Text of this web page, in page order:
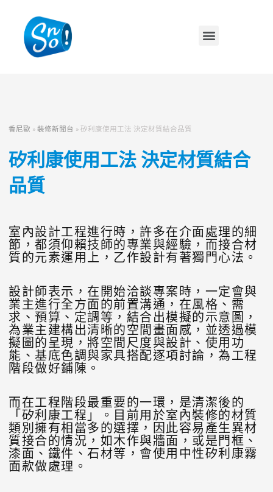
香尼歐 »裝修新聞台 »矽利康使用工法 決定材質結合品質
矽利康使用工法 決定材質結合
品質
室內設計工程進行時，許多在介面處理的細
節，都須仰賴技師的專業與經驗，而接合材
質的元素運用上，乙作設計有著獨門心法。
設計師表示，在開始洽談專案時，一定會與
業主進行全方面的前置溝通，在風格、需
求、預算、定調等，結合出模擬的示意圖，
為業主建構出清晰的空間畫面感，並透過模
擬圖的呈現，將空間尺度與設計、使用功
能、基底色調與家具搭配逐項討論，為工程
階段做好鋪陳。
而在工程階段最重要的一環，是清潔後的
「矽利康工程」。目前用於室內裝修的材質
類別擁有相當多的選擇，因此容易產生異材
質接合的情況，如木作與牆面，或是門框、
漆面、鐵件、石材等，會使用中性矽利康霧
面款做處理。